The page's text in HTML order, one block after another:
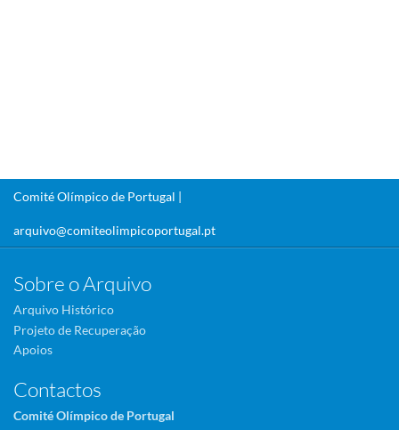
Comité Olímpico de Portugal |
arquivo@comiteolimpicoportugal.pt
Sobre o Arquivo
Arquivo Histórico
Projeto de Recuperação
Apoios
Contactos
Comité Olímpico de Portugal